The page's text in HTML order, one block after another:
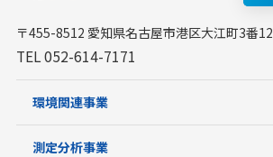
〒455-8512 愛知県名古屋市港区大江町3番12
TEL 052-614-7171
環境関連事業
測定分析事業